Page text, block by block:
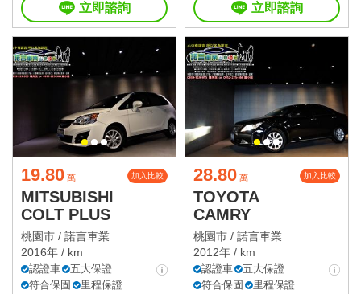
立即諮詢 立即諮詢
19.80 萬 加入比較
MITSUBISHI
COLT PLUS
桃園市 / 諾言車業
2016年 / km
認證車
五大保證
符合保固
里程保證
28.80 萬 加入比較
TOYOTA
CAMRY
桃園市 / 諾言車業
2012年 / km
認證車
五大保證
符合保固
里程保證